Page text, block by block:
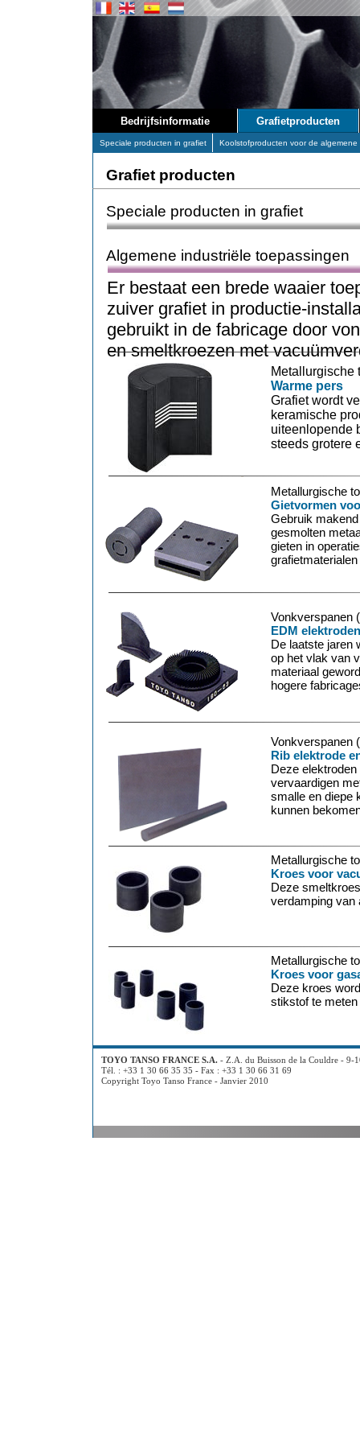
Vonkverspanen
EDM elektroden
De laatste jaren
op het vlak van
materiaal
hogere
Vonkverspanen
Rib elektrode
Deze
vervaardigen
smalle en diepe
kunnen
Metallurgische
Warme pers
Grafiet wordt
keramische
uiteenlopende
steeds grotere
Metallurgische
Kroes voor
Deze
verdamping van
Metallurgische
Gietvormen
Gebruik
gesmolten
gieten in
Metallurgische
Kroes voor
Deze kroes
stikstof te
Algemene industriële toepassingen
Speciale producten in grafiet
Er bestaat een brede waaier
zuiver grafiet in productie-
gebruikt in de fabricage door
en smeltkroezen met
Grafietproducten
Bedrijfsinformatie
Speciale producten in grafiet Koolstofproducten voor de algemene
Grafiet producten
TOYO TANSO FRANCE S.A. - Z.A. du Buisson de la Couldre - 9-
Tél. : +33 1 30 66 35 35 - Fax : +33 1 30 66 31 69
Copyright Toyo Tanso France - Janvier 2010